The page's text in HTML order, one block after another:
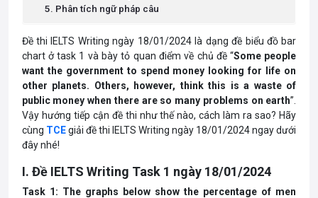
5. Phân tích ngữ pháp câu
Đề thi IELTS Writing ngày 18/01/2024 là dạng đề biểu đồ bar
chart ở task 1 và bày tỏ quan điểm về chủ đề “Some people
want the government to spend money looking for life on
other planets. Others, however, think this is a waste of
public money when there are so many problems on earth”.
Vậy hướng tiếp cận đề thi như thế nào, cách làm ra sao? Hãy
cùng TCEgiải đề thi IELTS Writing ngày 18/01/2024 ngay dưới
đây nhé!
I. Đề IELTS Writing Task 1 ngày 18/01/2024
Task 1: The graphs below show the percentage of men